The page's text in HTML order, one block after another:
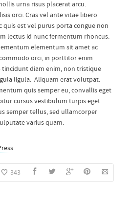
urna risus placerat arcu.
orci. Cras vel ante vitae libero
quis est vel purus porta congue non
lectus id nunc fermentum rhoncus.
elementum sit amet ac
orci, in porttitor enim
tincidunt diam enim, non tristique
ligula. Aliquam erat volutpat.
quis semper eu, convallis eget
cursus vestibulum turpis eget
semper tellus, sed ullamcorper
varius quam.
343